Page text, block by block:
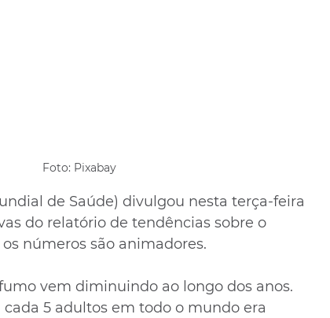
Foto: Pixabay
de Saúde) divulgou nesta terça-feira
do relatório de tendências sobre o
números são animadores.
vem diminuindo ao longo dos anos.
cada 5 adultos em todo o mundo era